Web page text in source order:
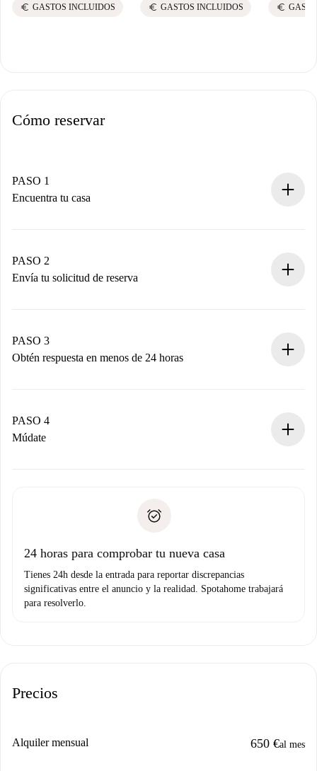
euro GASTOS INCLUIDOS euro GASTOS INCLUIDOS euro
Cómo reservar
PASO 1
Encuentra tu casa
Tienes toda la información necesaria por adelantado.
PASO 2
Envía tu solicitud de reserva
propietario acepte.
PASO 3
Obtén respuesta en menos de 24 horas
contacto con el propietario.
Si es rechazada: No te haremos ningún cargo y te
Prueba de solvencia
PASO 4
Múdate
no nos comunicas ningún problema.
24 horas para comprobar tu nueva casa
Tienes 24h desde la entrada para reportar discrepancias
significativas entre el anuncio y la realidad. Spotahome trabajará
para resolverlo.
Precios
Alquiler mensual 650 €al mes